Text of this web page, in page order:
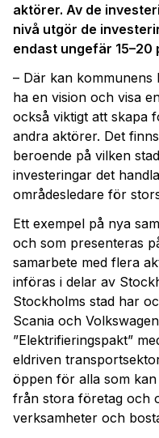
aktörer. Av de
nivå utgör de
endast ungefär 15–20
– Där kan
ha en vision och visa
också viktigt att skapa
andra aktörer. Det
beroende på vilken
investeringar det
områdesledare för
Ett exempel på nya
och som presenteras
samarbete med flera
införas i delar av
Stockholms stad har
Scania och
”Elektrifieringspakt”
eldriven
öppen för alla som
från stora företag och
verksamheter och